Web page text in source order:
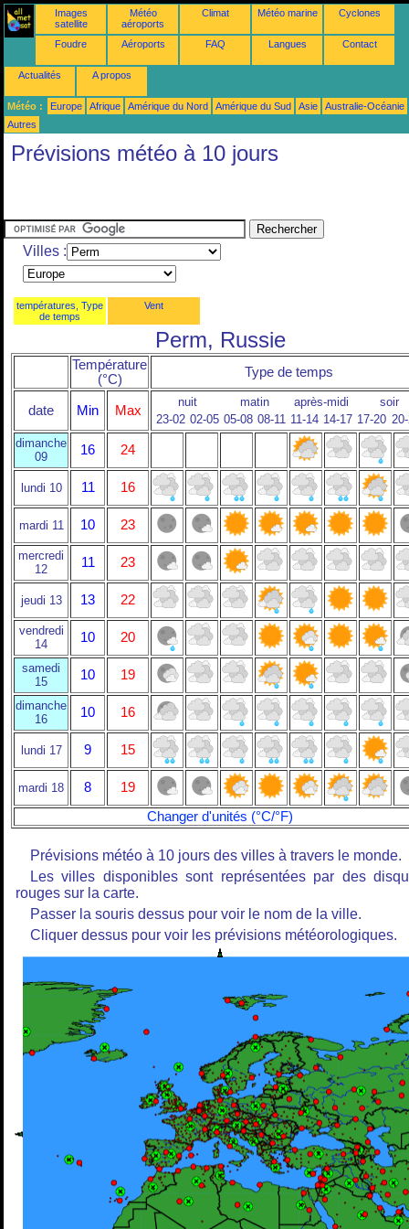
Images
satellite
Météo
aéroports
Climat Météo marine Cyclones
Foudre Aéroports FAQ Langues Contact
Actualités A propos
Météo : Europe Afrique Amérique du Nord Amérique du Sud Asie
Australie-Océanie
Autres
Prévisions météo à 10 jours
Villes :
températures, Type
de temps
Vent
Perm, Russie
Température
(°C)
Type de temps
date Min Max
nuit matin après-midi
soir
23-02 02-05 05-08 08-11 11-14 14-17 17-20
dimanche
09
16 24
lundi 10 11 16
mardi 11 10 23
mercredi
12
11 23
jeudi 13 13 22
vendredi
14
10 20
samedi
15
10 19
dimanche
16
10 16
lundi 17 9 15
mardi 18 8
19
Changer d'unités (°C/°F)
Prévisions météo à 10 jours des villes à travers le monde.
Les villes disponibles sont représentées par des
rouges sur la carte.
Passer la souris dessus pour voir le nom de la ville.
Cliquer dessus pour voir les prévisions météorologiques.